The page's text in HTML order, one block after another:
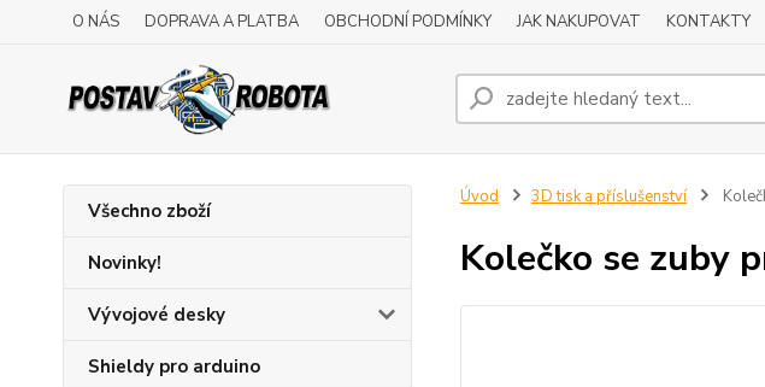
O NÁS DOPRAVA A PLATBA OBCHODNÍ PODMÍNKY JAK NAKUPOVAT KONTAKTY
Všechno zboží
Novinky!
Vývojové desky
Shieldy pro arduino
Úvod 3D tisk a příslušenství
Kolečko se zuby